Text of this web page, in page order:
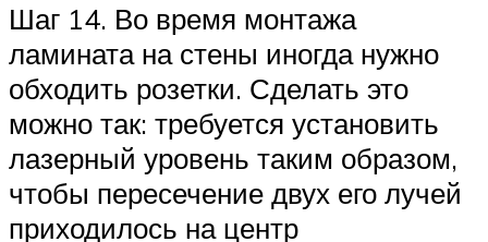
Шаг 14. Во время монтажа
ламината на стены иногда нужно
обходить розетки. Сделать это
можно так: требуется установить
лазерный уровень таким образом,
чтобы пересечение двух его лучей
приходилось на центр